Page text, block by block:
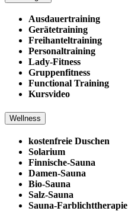
Ausdauertraining
Gerätetraining
Freihanteltraining
Personaltraining
Lady-Fitness
Gruppenfitness
Functional Training
Kursvideo
Wellness
kostenfreie Duschen
Solarium
Finnische-Sauna
Damen-Sauna
Bio-Sauna
Salz-Sauna
Sauna-Farblichttherapie